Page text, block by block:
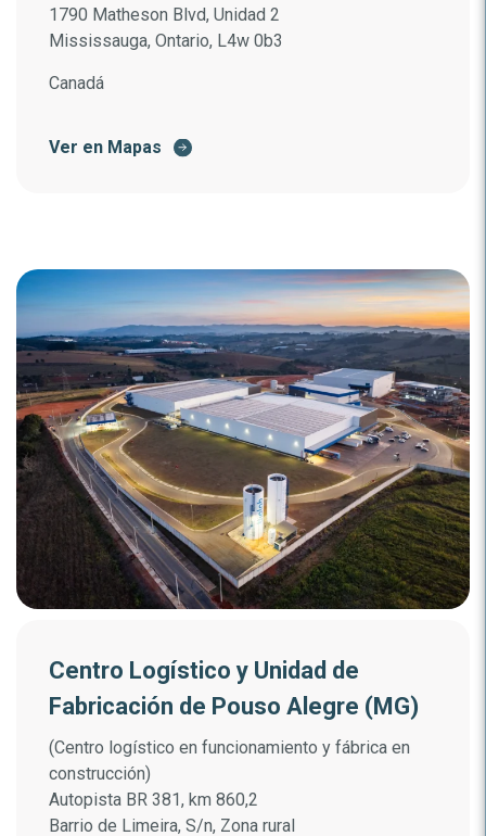
1790 Matheson Blvd, Unidad 2
Mississauga, Ontario, L4w 0b3
Canadá
Ver en Mapas
Centro Logístico y Unidad de
Fabricación de Pouso Alegre (MG)
(Centro logístico en funcionamiento y fábrica en
construcción)
Autopista BR 381, km 860,2
Barrio de Limeira, S/n, Zona rural